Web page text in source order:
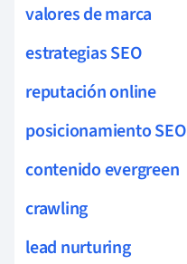
valores de marca
estrategias SEO
reputación online
posicionamiento SEO
contenido evergreen
crawling
lead nurturing